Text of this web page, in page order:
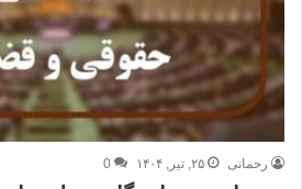
رحمانی ۲۵, تیر, ۱۴۰۴ 0